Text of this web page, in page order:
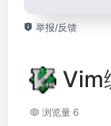
举报/反馈
Vim
浏览量 6